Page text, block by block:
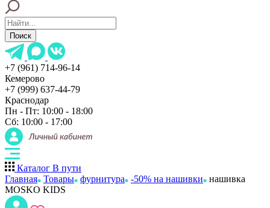
Поиск
+7 (961) 714-96-14
Кемерово
+7 (999) 637-44-79
Краснодар
Пн - Пт: 10:00 - 18:00
Сб: 10:00 - 17:00
Каталог В пути
Главная Товары фурнитура -50% на нашивки
нашивка
MOSKO KIDS